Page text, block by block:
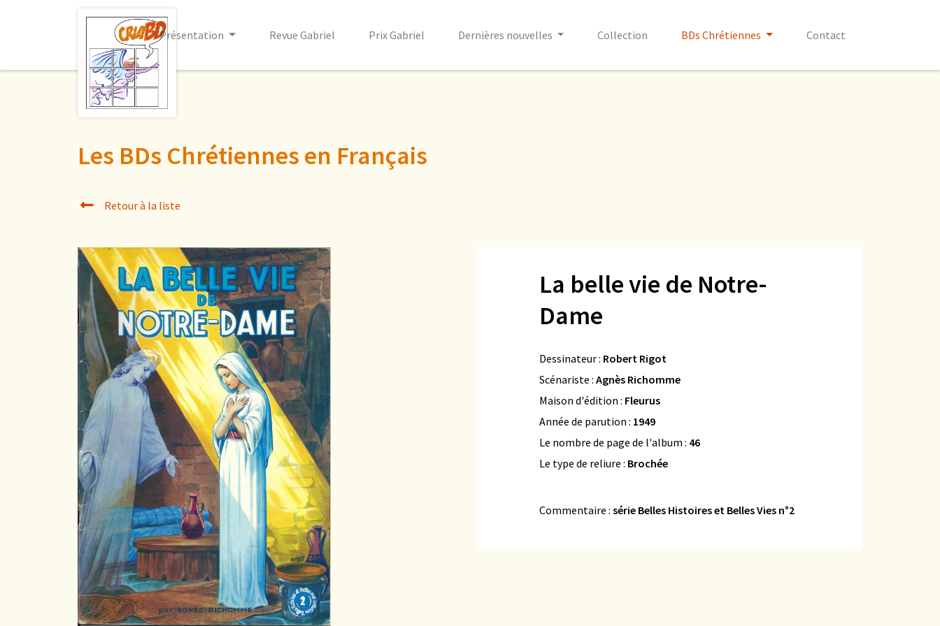
Présentation Revue Gabriel Prix Gabriel Dernières nouvelles Collection BDs Chrétiennes Contact
Les BDs Chrétiennes en Français
Retour à la liste
La belle vie de Notre-
Dame
Dessinateur : Robert Rigot
Scénariste : Agnès Richomme
Maison d'édition : Fleurus
Année de parution : 1949
Le nombre de page de l'album : 46
Le type de reliure : Brochée
Commentaire : série Belles Histoires et Belles Vies n°2